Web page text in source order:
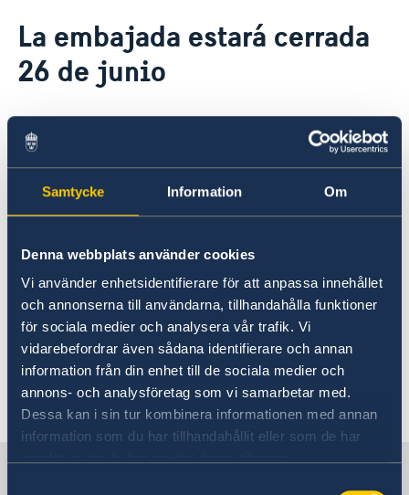
Samtycke Information Om
Denna webbplats använder cookies
Vi använder enhetsidentifierare för att anpassa innehållet
och annonserna till användarna, tillhandahålla funktioner
för sociala medier och analysera vår trafik. Vi
vidarebefordrar även sådana identifierare och annan
information från din enhet till de sociala medier och
annons- och analysföretag som vi samarbetar med.
Dessa kan i sin tur kombinera informationen med annan
information som du har tillhandahållit eller som de har
Vacantes
Pasantía
Tarifas
Contacto y horarios
Noticias y actividades
Instituto Chileno Sueco de Cultura
Svenskar i Världen
Svenska skolan
La embajada estará cerrada
26 de junio
La embajada estará cerrada el lunes 26
de junio.
encuentra cerrada, puede llamar al teléfono
central (+56 2 2940 1700) y transferirse con al
Servicio de Emergencia del Ministerio de
Asuntos Exteriores en Suecia, que funciona las
24 horas.
Última actualización 23 jun 2023, 13.44
Suecia en Chile